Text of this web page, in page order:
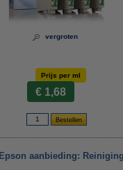
vergroten
Prijs per ml
€ 1,68
Epson aanbieding: